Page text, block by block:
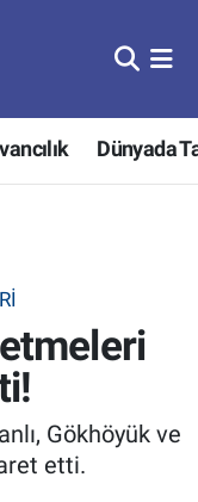
Dünyada
Gökhöyük ve
etti.